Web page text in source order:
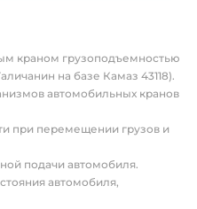
краном грузоподъемностью
на базе Камаз 43118).
автомобильных кранов
при перемещении грузов и
подачи автомобиля.
автомобиля,